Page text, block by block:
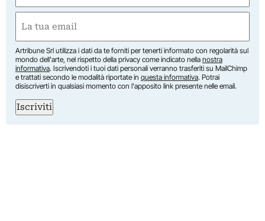
Nome
(Obbligatorio)
Artribune Srl utilizza i dati da te forniti per tenerti informato con regolarità sul
mondo dell'arte, nel rispetto della privacy come indicato nella nostra
informativa. Iscrivendoti i tuoi dati personali verranno trasferiti su MailChimp
e trattati secondo le modalità riportate in questa informativa. Potrai
disiscriverti in qualsiasi momento con l'apposito link presente nelle email.
Iscriviti